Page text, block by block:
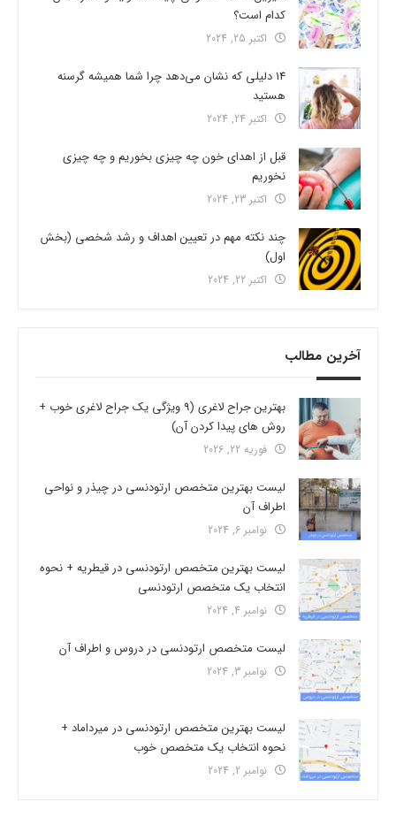
کدام است؟
اکتبر 25, 2024
14 دلیلی که نشان می‌دهد چرا شما همیشه گرسنه
هستید
اکتبر 24, 2024
قبل از اهدای خون چه چیزی بخوریم و چه چیزی
نخوریم
اکتبر 23, 2024
چند نکته مهم در تعیین اهداف و رشد شخصی (بخش
اول)
اکتبر 22, 2024
آخرین مطالب
بهترین جراح لاغری (9 ویژگی یک جراح لاغری خوب +
روش های پیدا کردن آن)
فوریه 22, 2026
لیست بهترین متخصص ارتودنسی در چیذر و نواحی
اطراف آن
نوامبر 6, 2024
لیست بهترین متخصص ارتودنسی در قیطریه + نحوه
انتخاب یک متخصص ارتودنسی
نوامبر 4, 2024
لیست متخصص ارتودنسی در دروس و اطراف آن
نوامبر 3, 2024
لیست بهترین متخصص ارتودنسی در میرداماد +
نحوه انتخاب یک متخصص خوب
نوامبر 2, 2024